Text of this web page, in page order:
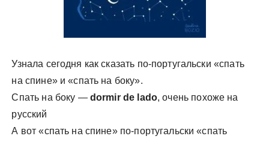
Узнала сегодня как сказать по-португальски «спать
на спине» и «спать на боку».
Спать на боку — dormir de lado, очень похоже на
русский
А вот «спать на спине» по-португальски «спать